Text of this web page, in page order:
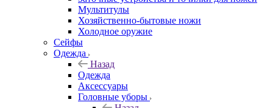
Мультитулы
Хозяйственно-бытовые ножи
Холодное оружие
Сейфы
Одежда
Назад
Одежда
Аксессуары
Головные уборы